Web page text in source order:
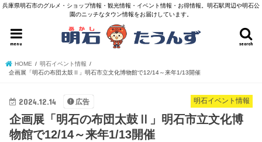
兵庫県明石市のグルメ・ショップ情報・観光情報・イベント情報・お得情報。明石駅周辺や明石公
園のニッチなタウン情報をお届けしています。
search
menu
HOME
明石イベント情報
企画展「明石の布団太鼓Ⅱ」明石市立文化博物館で12/14～来年1/13開催
明石イベント情報
2024.12.14 広告
企画展「明石の布団太鼓Ⅱ」明石市立文化博
物館で12/14～来年1/13開催